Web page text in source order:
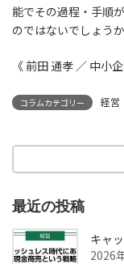
能でその過程・手順
のではないでしょうか
《 前田 通孝 ／ 中小
コラムカテゴリー 経営
最近の投稿
キャ
2026